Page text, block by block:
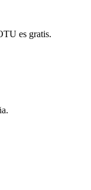
es gratis.